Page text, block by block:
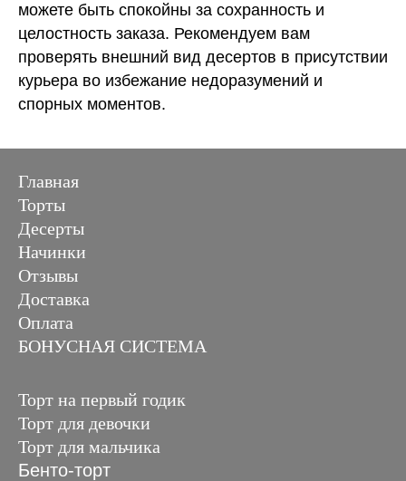
можете быть спокойны за сохранность и
целостность заказа. Рекомендуем вам
проверять внешний вид десертов в присутствии
курьера во избежание недоразумений и
спорных моментов.
Главная
Торты
Десерты
Начинки
Отзывы
Доставка
Оплата
БОНУСНАЯ СИСТЕМА
Торт на первый годик
Торт для девочки
Торт для мальчика
Бенто-торт